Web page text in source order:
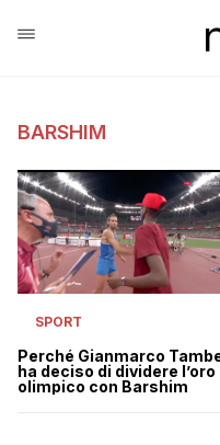
BARSHIM
SPORT
Perché Gianmarco
ha deciso di dividere l’oro
olimpico con Barshim